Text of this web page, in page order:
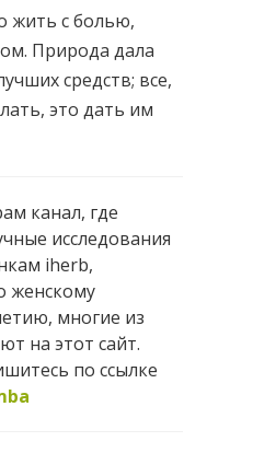
жить с болью,
Природа дала
средств; все,
это дать им
канал, где
исследования
iherb,
женскому
многие из
на этот сайт.
по ссылке